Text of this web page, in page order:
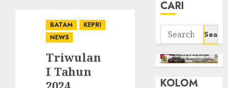
BATAM
KEPRI
NEWS
Triwulan
I Tahun
CARI
Search
for:
KOLOM